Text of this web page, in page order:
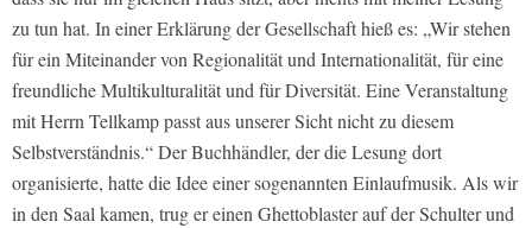
zu tun hat. In einer Erklärung der Gesellschaft hieß es: „Wir stehen
für ein Miteinander von Regionalität und Internationalität, für eine
freundliche Multikulturalität und für Diversität. Eine Veranstaltung
mit Herrn Tellkamp passt aus unserer Sicht nicht zu diesem
Selbstverständnis.“ Der Buchhändler, der die Lesung dort
organisierte, hatte die Idee einer sogenannten Einlaufmusik. Als wir
in den Saal kamen, trug er einen Ghettoblaster auf der Schulter und